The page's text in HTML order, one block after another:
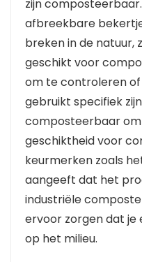
zijn
afbreekbare
breken in de natuur,
geschikt voor
om te controleren
gebruikt specifiek
composteerbaar om
geschiktheid voor
keurmerken zoals
aangeeft dat het
industriële
ervoor zorgen dat
op het milieu.